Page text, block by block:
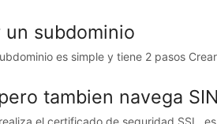
un subdominio
es simple y tiene 2 pasos
tambien navega